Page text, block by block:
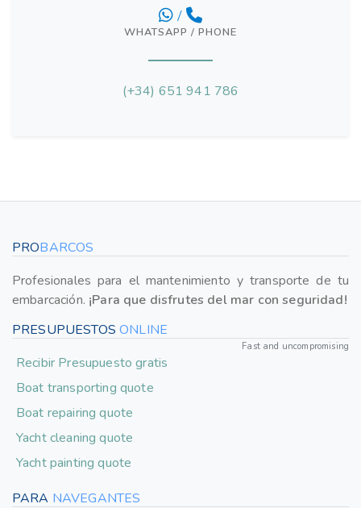
/
WHATSAPP / PHONE
(+34) 651 941 786
PROBARCOS
Profesionales para el mantenimiento y transporte de tu
embarcación. ¡Para que disfrutes del mar con seguridad!
PRESUPUESTOSONLINE
Fast and uncompromising
Recibir Presupuesto gratis
Boat transporting quote
Boat repairing quote
Yacht cleaning quote
Yacht painting quote
PARA NAVEGANTES